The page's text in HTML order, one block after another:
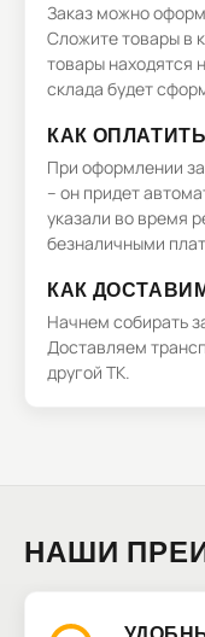
Заказ можно
Сложите товары в
товары находятся
склада будет
КАК ОПЛАТИТЬ
При оформлении
– он придет
указали во время
безналичными
КАК
Начнем собирать
Доставляем
другой ТК.
НАШИ